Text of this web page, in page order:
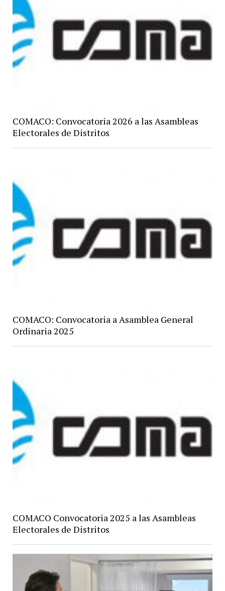
COMACO: Convocatoria 2026 a las Asambleas
Electorales de Distritos
COMACO: Convocatoria a Asamblea General
Ordinaria 2025
COMACO Convocatoria 2025 a las Asambleas
Electorales de Distritos